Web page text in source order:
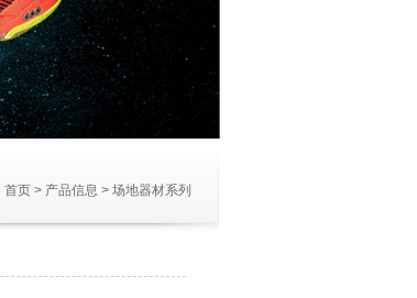
首页 > 产品信息 > 场地器材系列